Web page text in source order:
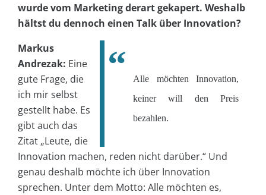
wurde vom Marketing derart gekapert. Weshalb
hältst du dennoch einen Talk über Innovation?
Alle möchten Innovation,
keiner will den Preis
bezahlen.
Markus
Andrezak: Eine
gute Frage, die
ich mir selbst
gestellt habe. Es
gibt auch das
Zitat „Leute, die
Innovation machen, reden nicht darüber.“ Und
genau deshalb möchte ich über Innovation
sprechen. Unter dem Motto: Alle möchten es,